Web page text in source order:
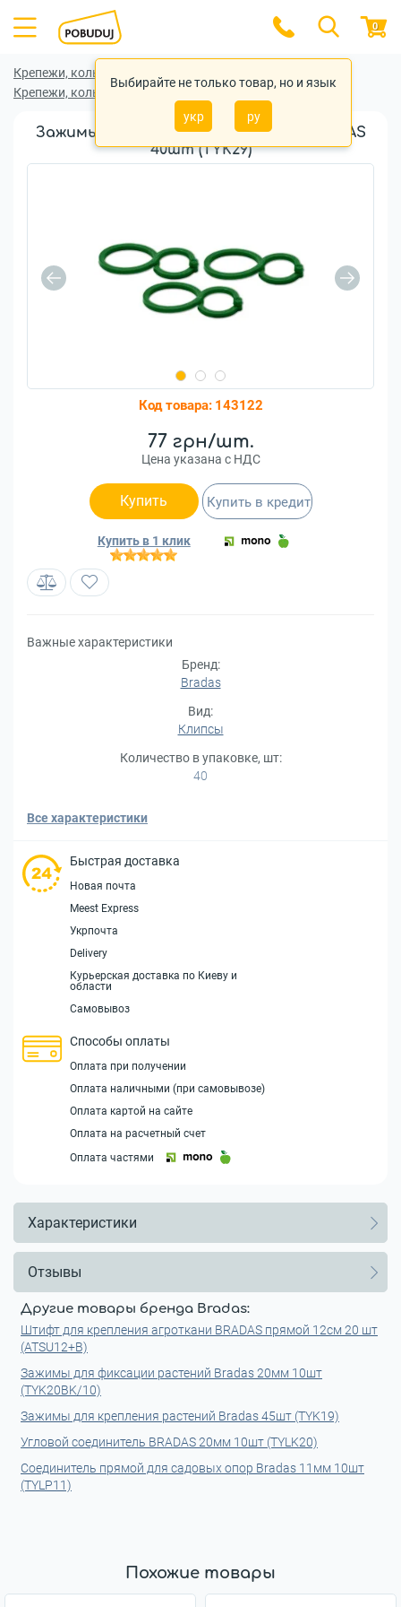
Выбирайте не только товар, но и язык
укр ру
0
Крепежи, колышки, клипсы для фиксации
Крепежи, колышки, клипсы для фиксации Bradas
Зажимы для крепления растений BRADAS
40шт (TYK29)
Код товара: 143122
77 грн/шт.
Цена указана с НДС
Купить
Купить в 1 клик
Купить в кредит
Важные характеристики
Бренд:
Bradas
Вид:
Клипсы
Количество в упаковке, шт:
40
Все характеристики
Быстрая доставка
Новая почта
Meest Express
Укрпочта
Delivery
Курьерская доставка по Киеву и
области
Самовывоз
Способы оплаты
Оплата при получении
Оплата наличными (при самовывозе)
Оплата картой на сайте
Оплата на расчетный счет
Оплата частями
Характеристики
Отзывы
Другие товары бренда Bradas:
Штифт для крепления агроткани BRADAS прямой 12см 20 шт
(ATSU12+B)
Зажимы для фиксации растений Bradas 20мм 10шт
(TYK20BK/10)
Зажимы для крепления растений Bradas 45шт (TYK19)
Угловой соединитель BRADAS 20мм 10шт (TYLK20)
Соединитель прямой для садовых опор Bradas 11мм 10шт
(TYLP11)
Похожие товары